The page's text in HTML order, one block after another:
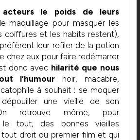
acteurs le poids de leurs
maquillage pour masquer les
coiffures et les habits restent),
leur refiler de la potion
chez eux pour faire redémarrer
donc avec hilarité que nous
l’humour noir, macabre,
à souhait : se moquer
dépouiller une vieille de son
retrouve même, pour
le tout, des bonnes vieilles
tout droit du premier film et qui